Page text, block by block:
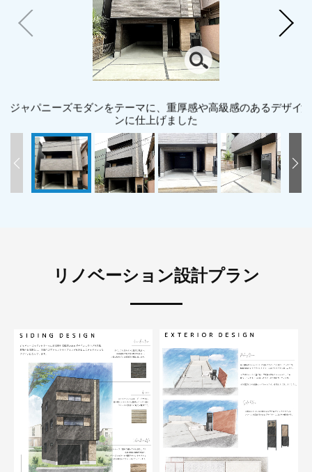
ジャパニーズモダンをテーマに、重厚感や高級感のあるデザイ
ンに仕上げました
リノベーション設計プラン